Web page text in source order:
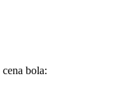
bola: